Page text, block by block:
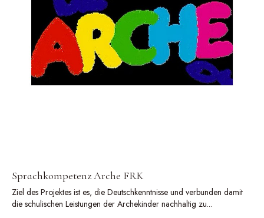
Sprachkompetenz Arche FRK
Ziel des Projektes ist es, die Deutschkenntnisse und verbunden damit
die schulischen Leistungen der Archekinder nachhaltig zu...